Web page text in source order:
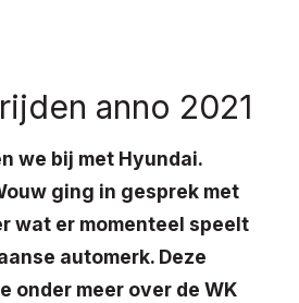
anno 2021
we bij met Hyundai.
ging in gesprek met
wat er momenteel speelt
automerk. Deze
onder meer over de WK